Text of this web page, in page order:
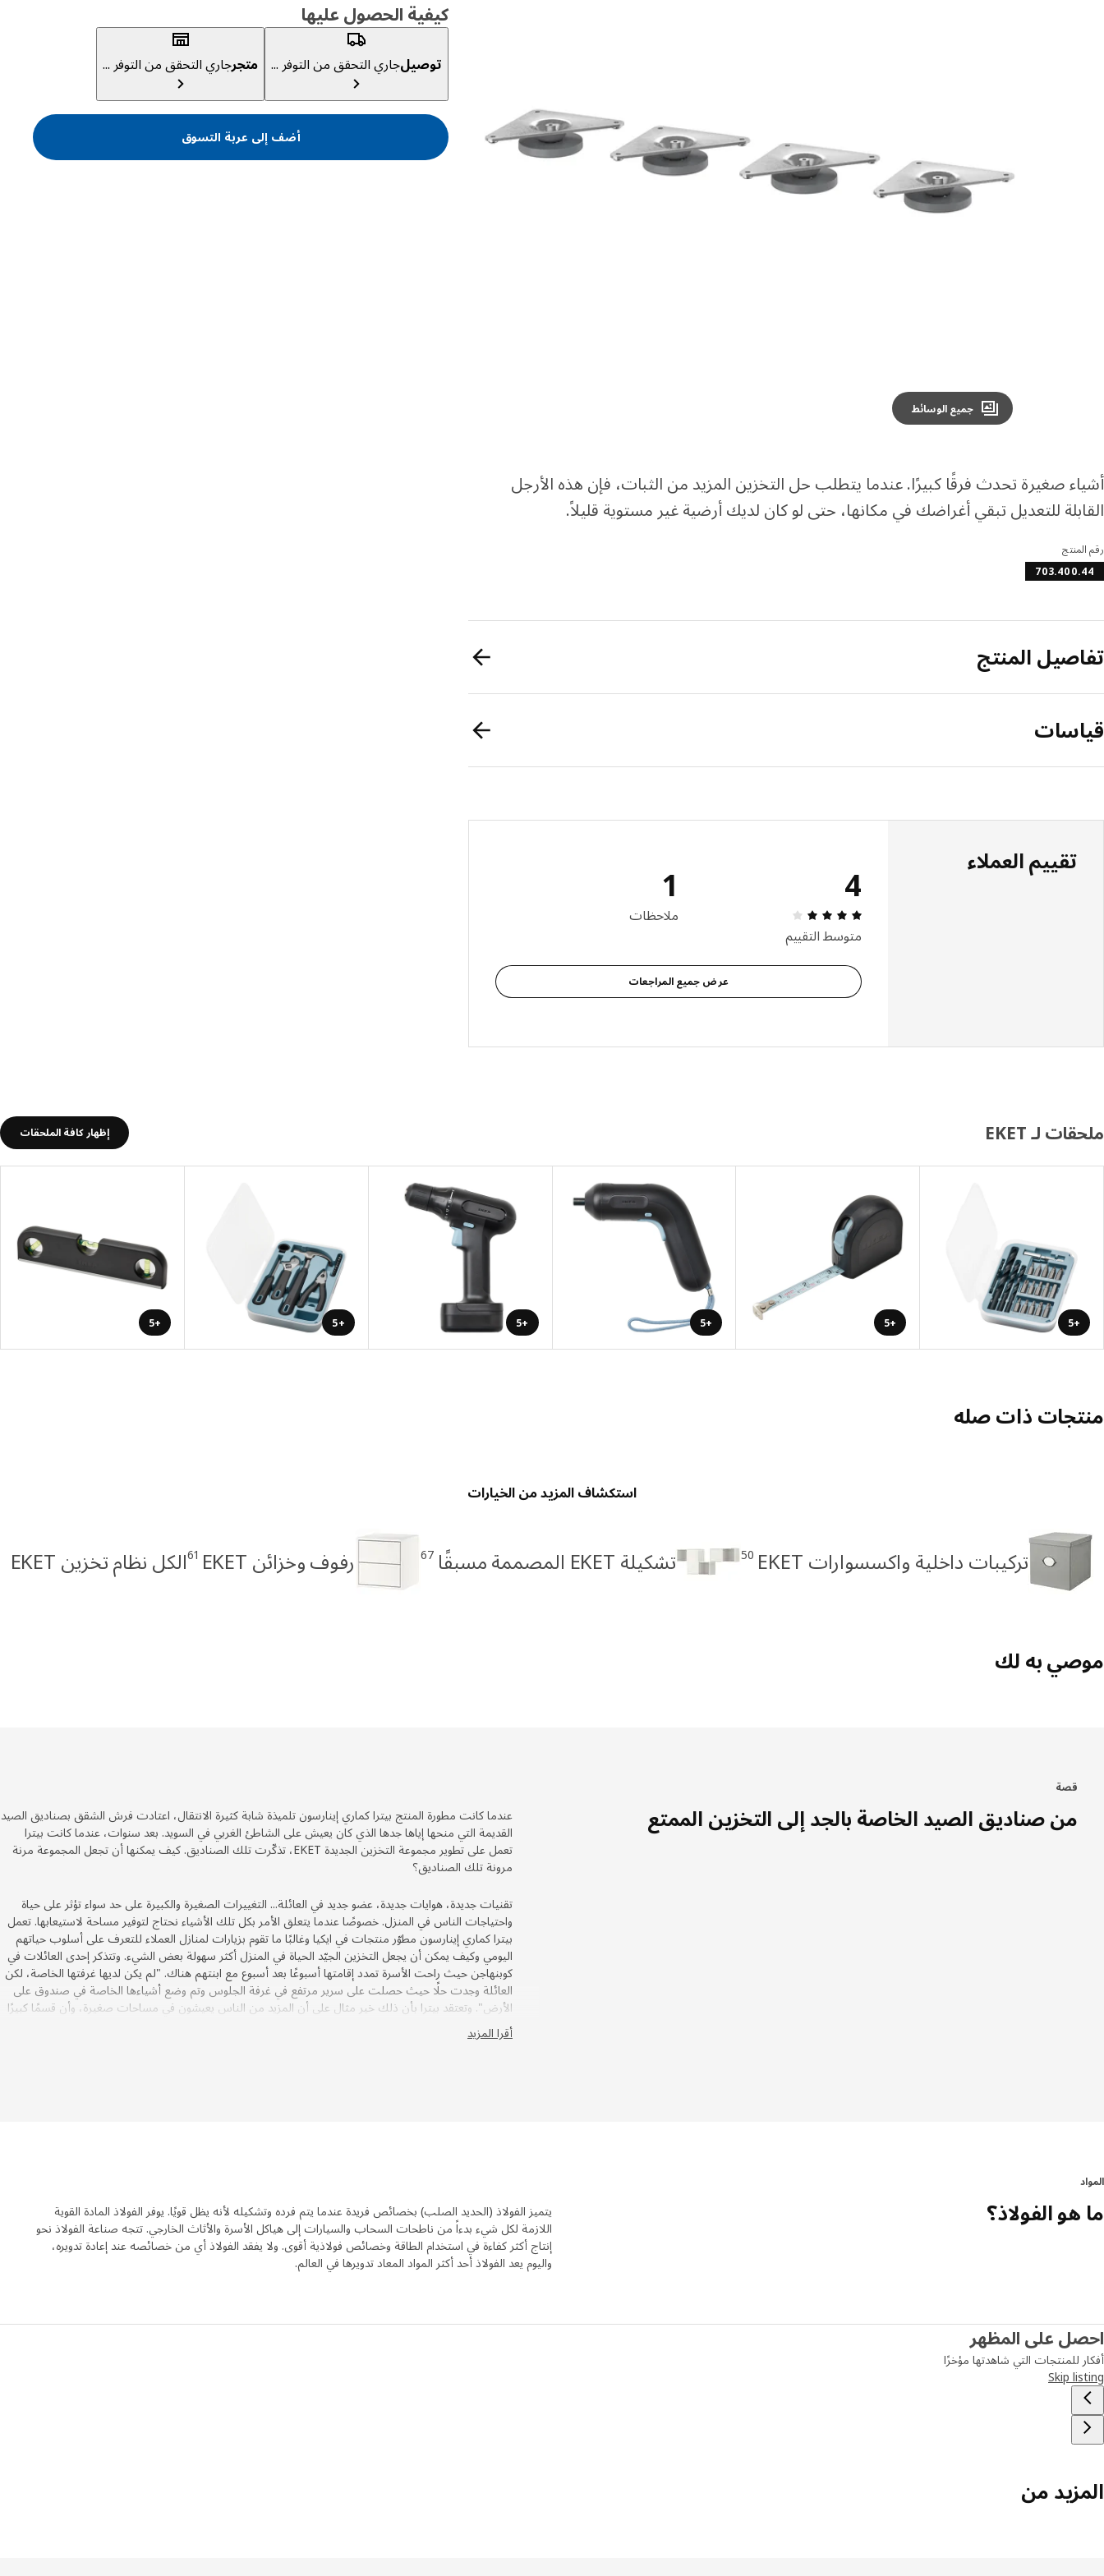
Image zoomed out, normal view
جميع الوسائط
كيفية الحصول عليها
توصيلجاري التحقق من التوفر ... متجرجاري التحقق من التوفر ...
أضف إلى عربة التسوق
أشياء صغيرة تحدث فرقًا كبيرًا. عندما يتطلب حل التخزين المزيد من الثبات، فإن هذه الأرجل
القابلة للتعديل تبقي أغراضك في مكانها، حتى لو كان لديك أرضية غير مستوية قليلاً.
رقم المنتج
703.400.44
تفاصيل المنتج
قياسات
تقييم العملاء
4
متوسط التقييم
1
ملاحظات
عرض جميع المراجعات
ملحقات لـ EKET إظهار كافة الملحقات
+5
+5
+5
+5
+5
+5
منتجات ذات صله
استكشاف المزيد من الخيارات
تركيبات داخلية واكسسوارات EKET 50 تشكيلة EKET المصممة مسبقًا 67 رفوف وخزائن EKET 61الكل نظام تخزين EKET
موصي به لك
قصة
من صناديق الصيد الخاصة بالجد إلى التخزين الممتع
عندما كانت مطورة المنتج بيترا كماري إينارسون تلميذة شابة كثيرة الانتقال، اعتادت فرش الشقق بصناديق الصيد
القديمة التي منحها إياها جدها الذي كان يعيش على الشاطئ الغربي في السويد. بعد سنوات، عندما كانت بيترا
تعمل على تطوير مجموعة التخزين الجديدة EKET، تذكّرت تلك الصناديق. كيف يمكنها أن تجعل المجموعة مرنة
مرونة تلك الصناديق؟
تقنيات جديدة، هوايات جديدة، عضو جديد في العائلة... التغييرات الصغيرة والكبيرة على حد سواء تؤثر على حياة
واحتياجات الناس في المنزل. خصوصًا عندما يتعلق الأمر بكل تلك الأشياء نحتاج لتوفير مساحة لاستيعابها. تعمل
بيترا كماري إينارسون مطوّر منتجات في ايكيا وغالبًا ما تقوم بزيارات لمنازل العملاء للتعرف على أسلوب حياتهم
اليومي وكيف يمكن أن يجعل التخزين الجيّد الحياة في المنزل أكثر سهولة بعض الشيء. وتتذكر إحدى العائلات في
كوبنهاجن حيث راحت الأسرة تمدد إقامتها أسبوعًا بعد أسبوع مع ابنتهم هناك. "لم يكن لديها غرفتها الخاصة، لكن
العائلة وجدت حلًا حيث حصلت على سرير مرتفع في غرفة الجلوس وتم وضع أشياءها الخاصة في صندوق على
الأرض". وتعتقد بيترا بأن ذلك خير مثال على أن المزيد من الناس يعيشون في مساحات صغيرة، وأن قسمًا كبيرًا
من الحياة اليومية يجري في غرفة الجلوس حيث نريد الأشياء أن تكون عملية وأنيقة في نفس الوقت.
البناء بالمكعبات
بدأت بيترا وفريقها بطلب صناديق من الورق المقوّى بأحجام مختلفة. ووضعوا الصناديق في أوساط من غرف
مختلفة وراحوا ينقلونها من مكان لآخر مثل لعبة المكعبات - وتكديسها ودمجها معًا بطرق مختلفة. كما بحث
عندما نعود إلى المنزل. وعادة ما نقوم بذلك تلقائيًا، دون تفكير". الارتفاع الذي يبدو أنه يناسب معظم الأشخاص هو
أقرا المزيد
المواد
ما هو الفولاذ؟
يتميز الفولاذ (الحديد الصلب) بخصائص فريدة عندما يتم فرده وتشكيله لأنه يظل قويًا. يوفر الفولاذ المادة القوية
اللازمة لكل شيء بدءاً من ناطحات السحاب والسيارات إلى هياكل الأسرة والأثاث الخارجي. تتجه صناعة الفولاذ نحو
إنتاج أكثر كفاءة في استخدام الطاقة وخصائص فولاذية أقوى. ولا يفقد الفولاذ أي من خصائصه عند إعادة تدويره،
واليوم يعد الفولاذ أحد أكثر المواد المعاد تدويرها في العالم.
احصل على المظهر
أفكار للمنتجات التي شاهدتها مؤخرًا
Skip listing
المزيد من